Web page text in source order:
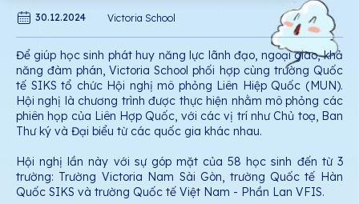
30.12.2024 Victoria School
Để giúp học sinh phát huy năng lực lãnh đạo, ngoại giao, khả
năng đàm phán, Victoria School phối hợp cùng trường Quốc
tế SIKS tổ chức Hội nghị mô phỏng Liên Hiệp Quốc (MUN).
Hội nghị là chương trình được thực hiện nhằm mô phỏng các
phiên họp của Liên Hợp Quốc, với các vị trí như Chủ toạ, Ban
Thư ký và Đại biểu từ các quốc gia khác nhau.
Hội nghị lần này với sự góp mặt của 58 học sinh đến từ 3
trường: Trường Victoria Nam Sài Gòn, trường Quốc tế Hàn
Quốc SIKS và trường Quốc tế Việt Nam - Phần Lan VFIS.